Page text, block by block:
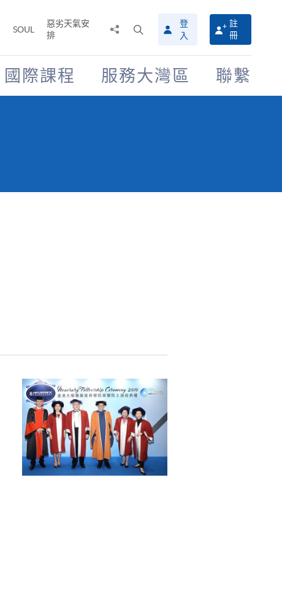
SOUL
惡劣天氣安
排
搜
尋
介
面
登
入
註
冊
國際課程 服務大灣區 聯繫